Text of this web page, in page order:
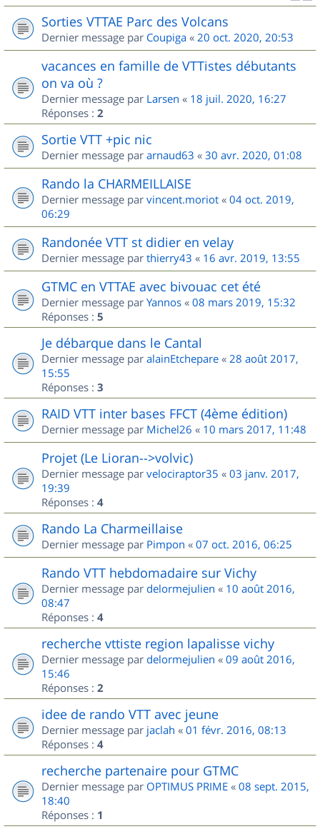
Sorties VTTAE Parc des Volcans
Dernier message par Coupiga « 20 oct. 2020, 20:53
vacances en famille de VTTistes débutants
on va où ?
Dernier message par Larsen « 18 juil. 2020, 16:27
Réponses : 2
Sortie VTT +pic nic
Dernier message par arnaud63 « 30 avr. 2020, 01:08
Rando la CHARMEILLAISE
Dernier message par vincent.moriot « 04 oct. 2019,
06:29
Randonée VTT st didier en velay
Dernier message par thierry43 « 16 avr. 2019, 13:55
GTMC en VTTAE avec bivouac cet été
Dernier message par Yannos « 08 mars 2019, 15:32
Réponses : 5
Je débarque dans le Cantal
Dernier message par alainEtchepare « 28 août 2017,
15:55
Réponses : 3
RAID VTT inter bases FFCT (4ème édition)
Dernier message par Michel26 « 10 mars 2017, 11:48
Projet (Le Lioran-->volvic)
Dernier message par velociraptor35 « 03 janv. 2017,
19:39
Réponses : 4
Rando La Charmeillaise
Dernier message par Pimpon « 07 oct. 2016, 06:25
Rando VTT hebdomadaire sur Vichy
Dernier message par delormejulien « 10 août 2016,
08:47
Réponses : 4
recherche vttiste region lapalisse vichy
Dernier message par delormejulien « 09 août 2016,
15:46
Réponses : 2
idee de rando VTT avec jeune
Dernier message par jaclah « 01 févr. 2016, 08:13
Réponses : 4
recherche partenaire pour GTMC
Dernier message par OPTIMUS PRIME « 08 sept. 2015,
18:40
Réponses : 1